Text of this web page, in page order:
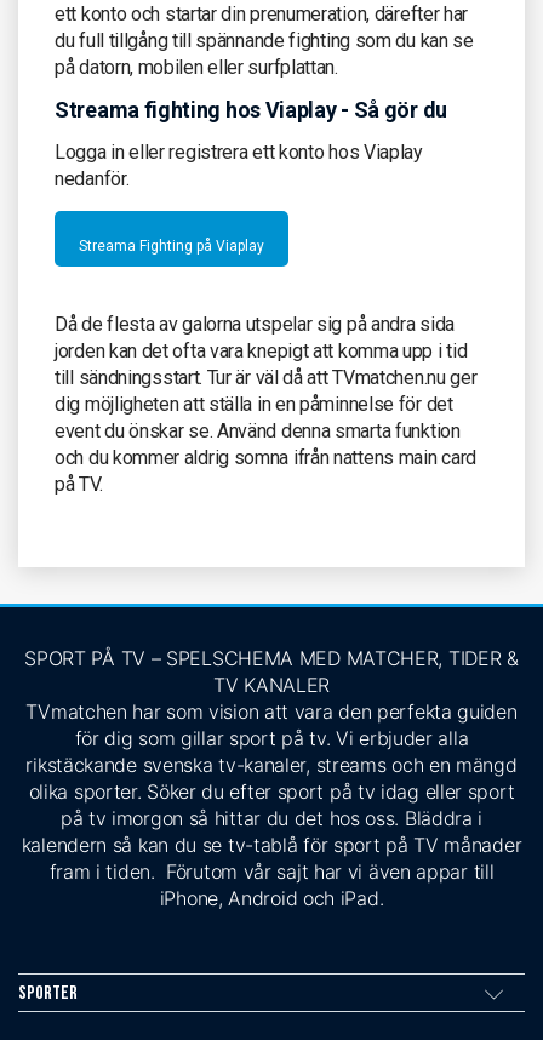
ett konto och startar din prenumeration, därefter har
du full tillgång till spännande fighting som du kan se
på datorn, mobilen eller surfplattan.
Streama fighting hos Viaplay - Så gör du
Logga in eller registrera ett konto hos Viaplay
nedanför.
Streama Fighting på Viaplay
Då de flesta av galorna utspelar sig på andra sida
jorden kan det ofta vara knepigt att komma upp i tid
till sändningsstart. Tur är väl då att TVmatchen.nu ger
dig möjligheten att ställa in en påminnelse för det
event du önskar se. Använd denna smarta funktion
och du kommer aldrig somna ifrån nattens main card
på TV.
SPORT PÅ TV – SPELSCHEMA MED MATCHER, TIDER &
TV KANALER
TVmatchen har som vision att vara den perfekta guiden
för dig som gillar sport på tv. Vi erbjuder alla
rikstäckande svenska tv-kanaler, streams och en mängd
olika sporter. Söker du efter sport på tv idag eller sport
på tv imorgon så hittar du det hos oss. Bläddra i
kalendern så kan du se tv-tablå för sport på TV månader
fram i tiden. Förutom vår sajt har vi även appar till
iPhone, Android och iPad.
Sporter